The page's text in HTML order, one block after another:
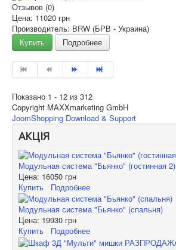
Отзывов (0)
Цена: 11020 грн
Производитель: BRW (БРВ - Украина)
Купить
Подробнее
Показано 1 - 12 из 312
Copyright MAXXmarketing GmbH
JoomShopping Download & Support
АКЦІЯ
Модульная система "Бьянко" (гостинная 2)
Цена: 16050 грн
Купить
Подробнее
Модульная система "Бьянко" (спальня)
Цена: 19930 грн
Купить
Подробнее